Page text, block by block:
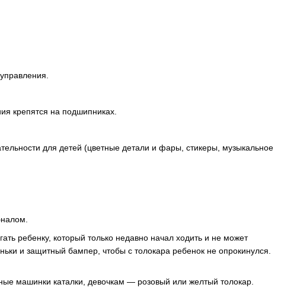
крепятся на подшипниках.
для детей (цветные детали и фары, стикеры, музыкальное
ребенку, который только недавно начал ходить и не может
и защитный бампер, чтобы с толокара ребенок не опрокинулся.
машинки каталки, девочкам — розовый или желтый толокар.